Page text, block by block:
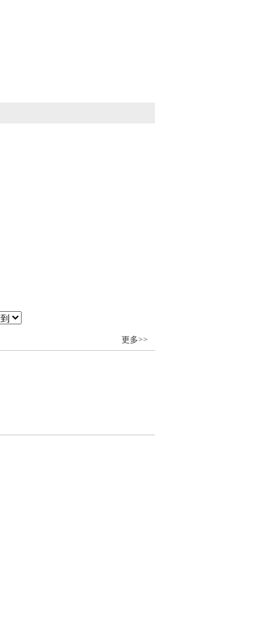
更多>>